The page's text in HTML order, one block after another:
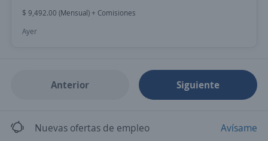
$ 9,492.00 (Mensual) + Comisiones
Ayer
Anterior Siguiente
Nuevas ofertas de empleo Avísame